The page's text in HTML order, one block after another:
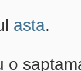
asta.
o